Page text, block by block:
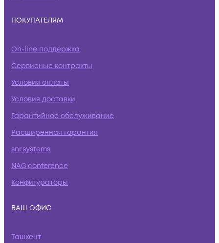
ПОКУПАТЕЛЯМ
On-line поддержка
Сервисные контракты
Условия оплаты
Условия доставки
Гарантийное обслуживание
Расширенная гарантия
snr.systems
NAG.conference
Конфигураторы
ВАШ ОФИС
Ташкент